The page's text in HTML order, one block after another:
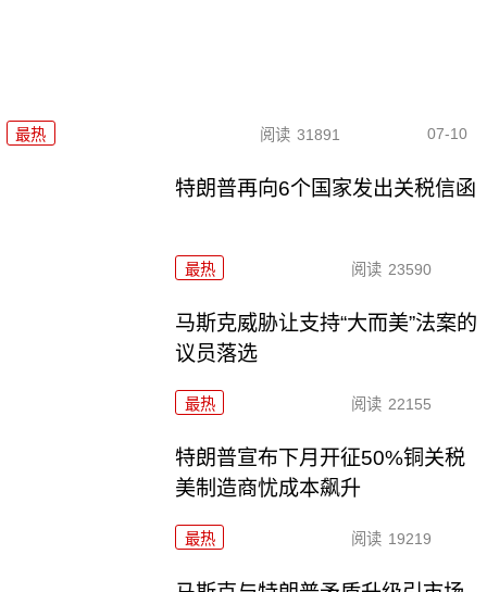
最热 阅读 31891 07-10
特朗普再向6个国家发出关税信函
最热 阅读 23590
马斯克威胁让支持“大而美”法案的
议员落选
最热 阅读 22155
特朗普宣布下月开征50%铜关税
美制造商忧成本飙升
最热 阅读 19219